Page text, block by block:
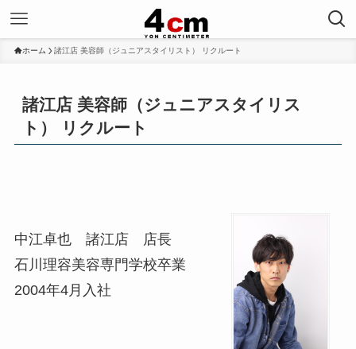
ホーム 諸江店 美容師（ジュニアスタイリスト） リクルート
諸江店 美容師（ジュニアスタイリス
ト） リクルート
中江卓也 諸江店 店長
石川理容美容専門学校卒業
2004年4月入社